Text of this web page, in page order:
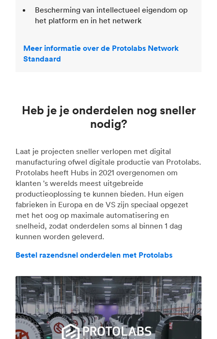
Bescherming van intellectueel eigendom op
het platform en in het netwerk
Meer informatie over de Protolabs Network
Standaard
Heb je je onderdelen nog sneller
nodig?
Laat je projecten sneller verlopen met digital
manufacturing ofwel digitale productie van Protolabs.
Protolabs heeft Hubs in 2021 overgenomen om
klanten 's werelds meest uitgebreide
productieoplossing te kunnen bieden. Hun eigen
fabrieken in Europa en de VS zijn speciaal opgezet
met het oog op maximale automatisering en
snelheid, zodat onderdelen soms al binnen 1 dag
kunnen worden geleverd.
Bestel razendsnel onderdelen met Protolabs